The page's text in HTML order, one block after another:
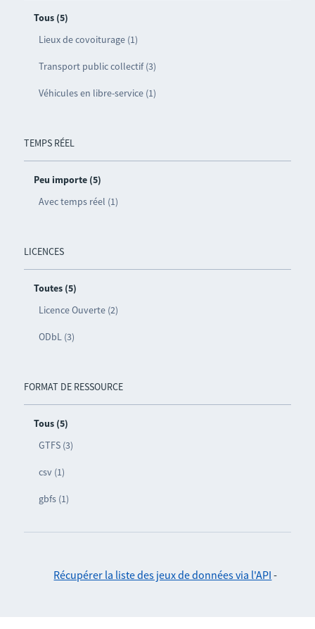
Tous (5)
Lieux de covoiturage (1)
Transport public collectif (3)
Véhicules en libre-service (1)
TEMPS RÉEL
Peu importe (5)
Avec temps réel (1)
LICENCES
Toutes (5)
Licence Ouverte (2)
ODbL (3)
FORMAT DE RESSOURCE
Tous (5)
GTFS (3)
csv (1)
gbfs (1)
Récupérer la liste des jeux de données via l'API -